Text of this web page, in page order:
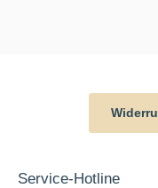
Service-Hotline